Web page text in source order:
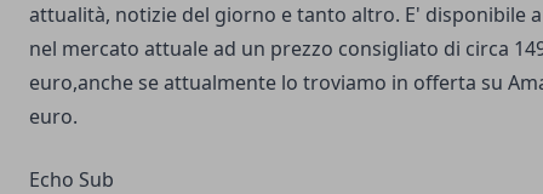
attualità, notizie del giorno e tanto altro. E' disponibile
nel mercato attuale ad un prezzo consigliato di circa
euro,anche se attualmente lo troviamo in offerta su
euro.
Echo Sub